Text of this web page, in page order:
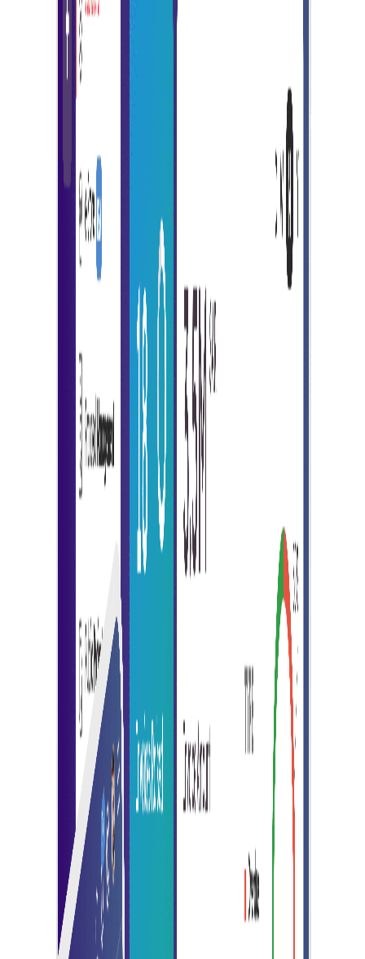
เป็นผู้จัดหา
เร่งการจัดการใบแจ้งหนี้ด้วยระบบอัตโนมัติที่ช่วยเร่งการ
อนุมัติและการชำระเงิน
การประหยัดค่าใช้จ่าย
ลดต้นทุนด้วยการยกเลิกการใช้กระดาษ ค่าไปรษณีย์ และการ
ประมวลผลด้วยมือ ผ่านการออกใบแจ้งหนี้แบบดิจิทัล
ความแม่นยำที่ดีขึ้น